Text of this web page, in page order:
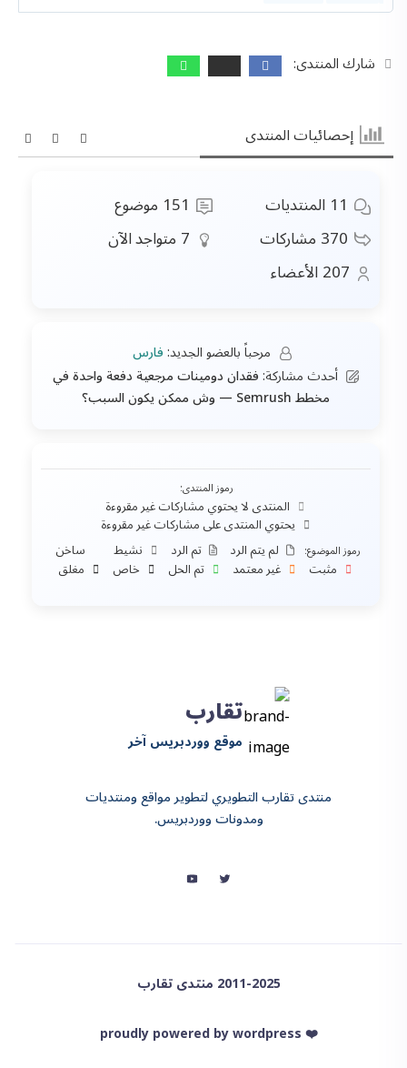
شارك المنتدى:
إحصائيات المنتدى
11 المنتديات 151 موضوع
370مشاركات 7متواجد الآن
207الأعضاء
مرحباً بالعضو الجديد:فارس
أحدث مشاركة:فقدان دومينات مرجعية دفعة واحدة في
مخطط Semrush — وش ممكن يكون السبب؟
رموز المنتدى:
المنتدى لا يحتوي مشاركات غير مقروءة
يحتوي المنتدى على مشاركات غير مقروءة
رموز الموضوع: لم يتم الرد تم الرد نشيط ساخن
مثبت غير معتمد تم الحل خاص مغلق
تقارب
موقع ووردبريس آخر
منتدى تقارب التطويري لتطوير مواقع ومنتديات
ومدونات ووردبريس.
2011-2025 منتدى تقارب
❤️ proudly powered by wordpress